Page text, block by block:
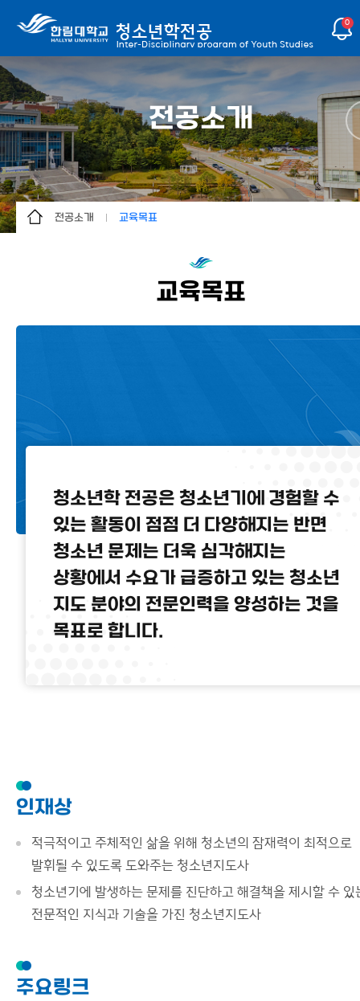
0
전공소개
전공소개
커뮤니티
교육목표
졸업 후 진로
교육목표
청소년학 전공은 청소년기에 경험할 수
있는 활동이 점점 더 다양해지는 반면
청소년 문제는 더욱 심각해지는
상황에서 수요가 급증하고 있는 청소년
지도 분야의 전문인력을 양성하는 것을
목표로 합니다.
인재상
적극적이고 주체적인 삶을 위해 청소년의 잠재력이 최적으로
발휘될 수 있도록 도와주는 청소년지도사
청소년기에 발생하는 문제를 진단하고 해결책을 제시할 수 있
전문적인 지식과 기술을 가진 청소년지도사
주요링크